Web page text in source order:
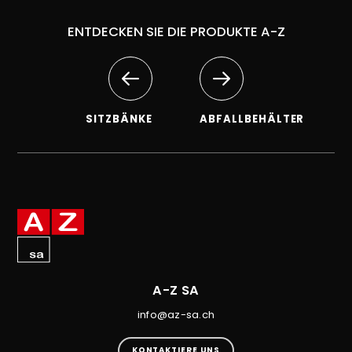
ENTDECKEN SIE DIE PRODUKTE A-Z
SITZBÄNKE ABFALLBEHÄLTER
A-Z SA
info@az-sa.ch